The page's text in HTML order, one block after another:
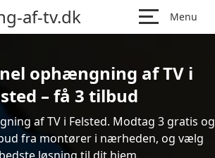
af-tv.dk Menu
ophængning af TV i
– få 3 tilbud
af TV i Felsted. Modtag 3 gratis og
fra montører i nærheden, og vælg